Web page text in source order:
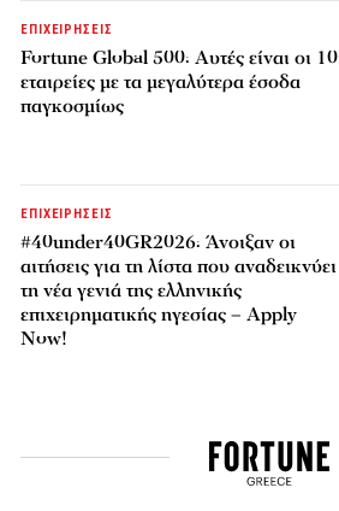
ΕΠΙΧΕΙΡΗΣΕΙΣ
Fortune Global 500: Αυτές είναι οι 10
εταιρείες με τα μεγαλύτερα έσοδα
παγκοσμίως
ΕΠΙΧΕΙΡΗΣΕΙΣ
#40under40GR2026: Άνοιξαν οι
αιτήσεις για τη λίστα που αναδεικνύει
τη νέα γενιά της ελληνικής
επιχειρηματικής ηγεσίας – Apply
Now!